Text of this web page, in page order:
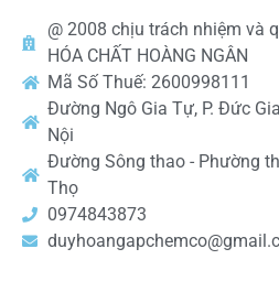
@ 2008 chịu trách nhiệm và
HÓA CHẤT HOÀNG NGÂN
Mã Số Thuế: 2600998111
Đường Ngô Gia Tự, P. Đức
Nội
Đường Sông thao - Phường
Thọ
0974843873